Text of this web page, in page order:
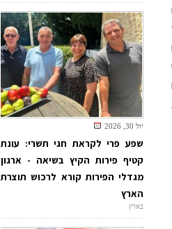
יול 30, 2026
שפע פרי לקראת חגי תשרי: עונת
קטיף פירות הקיץ בשיאה - ארגון
מגדלי הפירות קורא לרכוש תוצרת
הארץ
בארץ